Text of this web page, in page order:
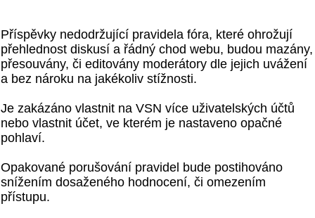
Příspěvky nedodržující pravidela fóra, které ohrožují
přehlednost diskusí a řádný chod webu, budou mazány,
přesouvány, či editovány moderátory dle jejich uvážení
a bez nároku na jakékoliv stížnosti.
Je zakázáno vlastnit na VSN více uživatelských účtů
nebo vlastnit účet, ve kterém je nastaveno opačné
pohlaví.
Opakované porušování pravidel bude postihováno
snížením dosaženého hodnocení, či omezením
přístupu.